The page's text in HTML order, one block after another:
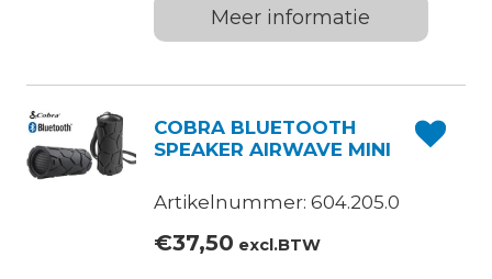
Meer informatie
COBRA BLUETOOTH
SPEAKER AIRWAVE MINI
Artikelnummer: 604.205.0
€37,50 excl.BTW